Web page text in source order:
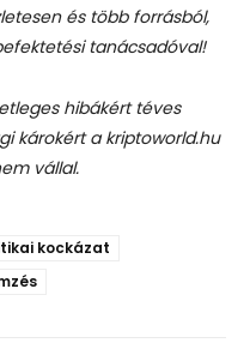
és több forrásból,
tanácsadóval!
hibákért téves
károkért a kriptoworld.hu
vállal.
kockázat